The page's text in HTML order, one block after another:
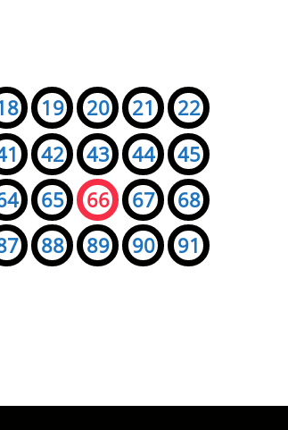
19 20 21
22
42 43 44
45
65 66 67
68
88 89 90
91